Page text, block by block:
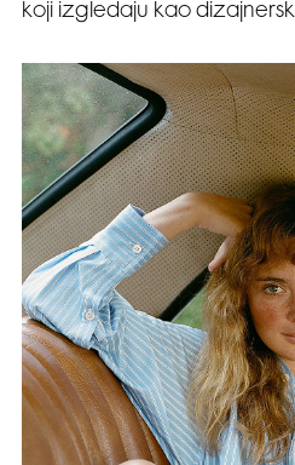
koji izgledaju kao